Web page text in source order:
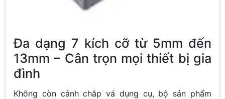
Đa dạng 7 kích cỡ từ 5mm đến
13mm – Cân trọn mọi thiết bị gia
đình
Không còn cảnh chắp vá dụng cụ, bộ sản phẩm